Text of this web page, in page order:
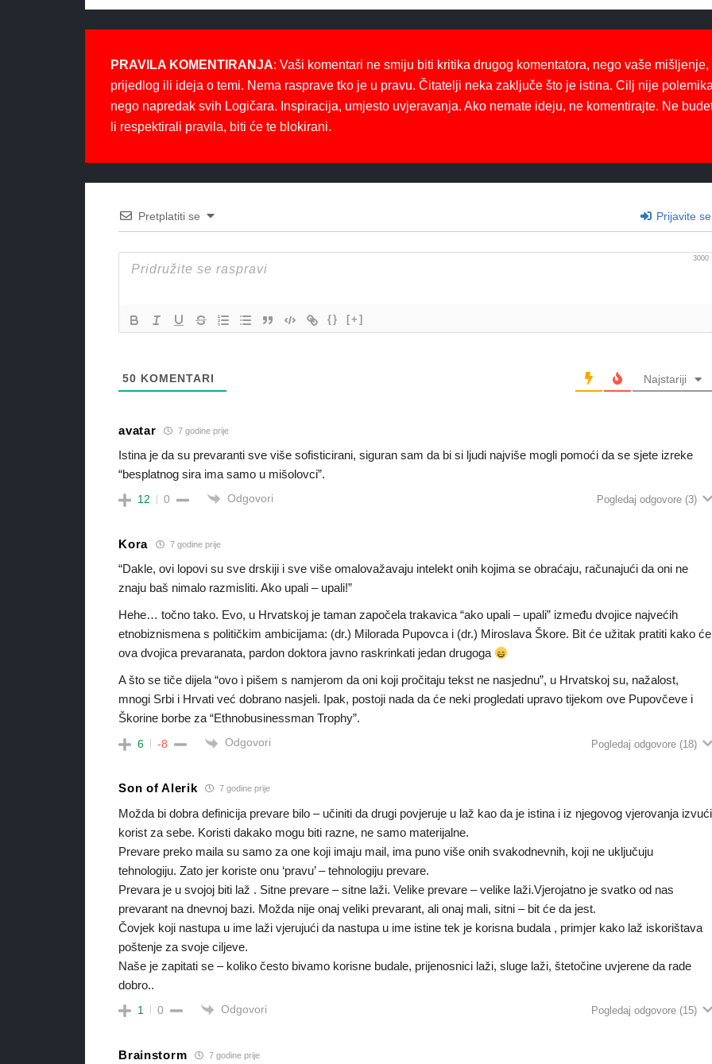
PRAVILA KOMENTIRANJA: Vaši komentari ne smiju biti kritika drugog komentatora, nego vaše mišljenje,
prijedlog ili ideja o temi. Nema rasprave tko je u pravu. Čitatelji neka zaključe što je istina. Cilj nije
nego napredak svih Logičara. Inspiracija, umjesto uvjeravanja. Ako nemate ideju, ne komentirajte. Ne
li respektirali pravila, biti će te blokirani.
Pretplatiti se Prijavite se
3000
{} [+]
50 KOMENTARI Najstariji
avatar 7 godine prije
Istina je da su prevaranti sve više sofisticirani, siguran sam da bi si ljudi najviše mogli pomoći da se sjete izreke
“besplatnog sira ima samo u mišolovci”.
12 0 Odgovori Pogledaj odgovore (3)
Kora 7 godine prije
“Dakle, ovi lopovi su sve drskiji i sve više omalovažavaju intelekt onih kojima se obraćaju, računajući da oni ne
znaju baš nimalo razmisliti. Ako upali – upali!”
Hehe… točno tako. Evo, u Hrvatskoj je taman započela trakavica “ako upali – upali” između dvojice najvećih
etnobiznismena s političkim ambicijama: (dr.) Milorada Pupovca i (dr.) Miroslava Škore. Bit će užitak pratiti kako će
ova dvojica prevaranata, pardon doktora javno raskrinkati jedan drugoga
A što se tiče dijela “ovo i pišem s namjerom da oni koji pročitaju tekst ne nasjednu”, u Hrvatskoj su, nažalost,
mnogi Srbi i Hrvati već dobrano nasjeli. Ipak, postoji nada da će neki progledati upravo tijekom ove Pupovčeve i
Škorine borbe za “Ethnobusinessman Trophy”.
6 -8 Odgovori Pogledaj odgovore (18)
Son of Alerik 7 godine prije
Možda bi dobra definicija prevare bilo – učiniti da drugi povjeruje u laž kao da je istina i iz njegovog vjerovanja izvući
korist za sebe. Koristi dakako mogu biti razne, ne samo materijalne.
Prevare preko maila su samo za one koji imaju mail, ima puno više onih svakodnevnih, koji ne uključuju
tehnologiju. Zato jer koriste onu ‘pravu’ – tehnologiju prevare.
Prevara je u svojoj biti laž . Sitne prevare – sitne laži. Velike prevare – velike laži.Vjerojatno je svatko od nas
prevarant na dnevnoj bazi. Možda nije onaj veliki prevarant, ali onaj mali, sitni – bit će da jest.
Čovjek koji nastupa u ime laži vjerujući da nastupa u ime istine tek je korisna budala , primjer kako laž iskorištava
poštenje za svoje ciljeve.
Naše je zapitati se – koliko često bivamo korisne budale, prijenosnici laži, sluge laži, štetočine uvjerene da rade
dobro..
1 0 Odgovori Pogledaj odgovore (15)
Brainstorm 7 godine prije